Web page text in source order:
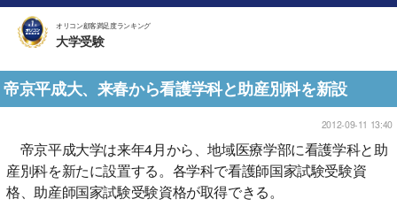
オリコン顧客満足度ランキング
大学受験
帝京平成大、来春から看護学科と助産別科を新設
2012-09-11 13:40
帝京平成大学は来年4月から、地域医療学部に看護学科と助
産別科を新たに設置する。各学科で看護師国家試験受験資
格、助産師国家試験受験資格が取得できる。